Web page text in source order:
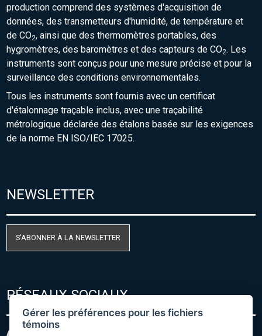
production comprend des systèmes d'acquisition de
données, des transmetteurs d'humidité, de température et
de CO2, ainsi que des thermomètres portables, des
hygromètres, des baromètres et des capteurs de CO2. Les
instruments sont conçus pour une mesure précise et pour la
surveillance des conditions environnementales.
Tous les instruments sont fournis avec un certificat
d'étalonnage traçable inclus, avec une traçabilité
métrologique déclarée des étalons basée sur les exigences
de la norme EN ISO/IEC 17025.
NEWSLETTER
S'ABONNER À LA NEWSLETTER
RÉSEAUX SOCIAUX
Gérer les préférences pour les fichiers
témoins